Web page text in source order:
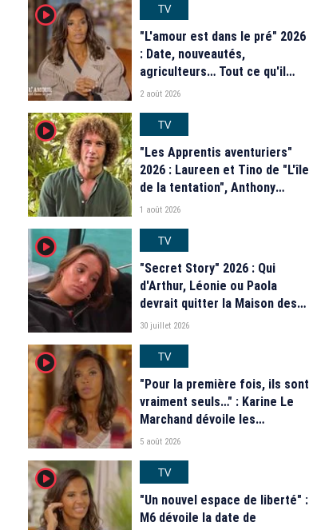
player2
TV
"L'amour est dans le pré" 2026
: Date, nouveautés,
agriculteurs… Tout ce qu'il
faut savoir sur la saison 21 du
2 août 2026
player2
TV
"Les Apprentis aventuriers"
2026 : Laureen et Tino de "L'île
de la tentation", Anthony
Matéo, Jade Leboeuf... Le
de la télé-réalité de W9
1 août 2026
player2
TV
"Secret Story" 2026 : Qui
d'Arthur, Léonie ou Paola
devrait quitter la Maison des
secrets ce soir ? Les
30 juillet 2026
player2
TV
"Pour la première fois, ils sont
vraiment seuls…" : Karine Le
Marchand dévoile les
nouveautés des speed dating
2026
5 août 2026
player2
TV
"Un nouvel espace de liberté" :
M6 dévoile la date de